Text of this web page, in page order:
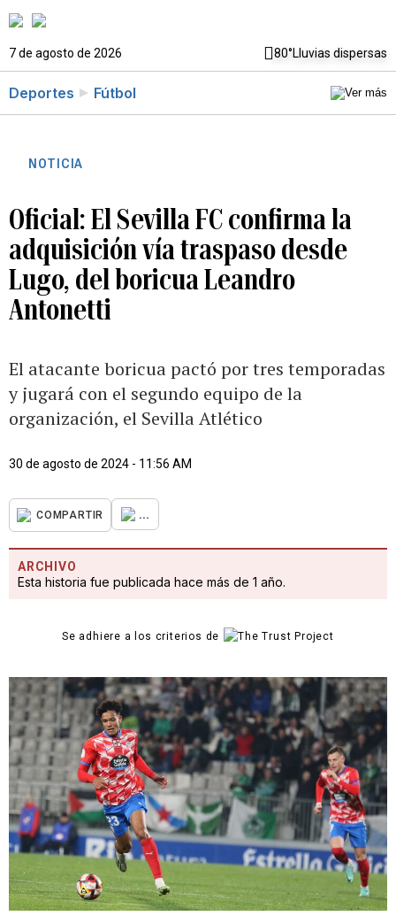
7 de agosto de 2026 80°Lluvias dispersas
Deportes Fútbol
NOTICIA
Oficial: El Sevilla FC confirma la
adquisición vía traspaso desde
Lugo, del boricua Leandro
Antonetti
El atacante boricua pactó por tres temporadas
y jugará con el segundo equipo de la
organización, el Sevilla Atlético
30 de agosto de 2024 - 11:56 AM
COMPARTIR ...
ARCHIVO
Esta historia fue publicada hace más de 1 año.
Se adhiere a los criterios de